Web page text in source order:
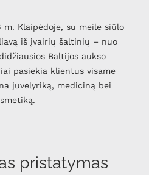
m. Klaipėdoje, su meile siūlo
iš įvairių šaltinių – nuo
Baltijos aukso
pasiekia klientus visame
juvelyriką, mediciną bei
pristatymas